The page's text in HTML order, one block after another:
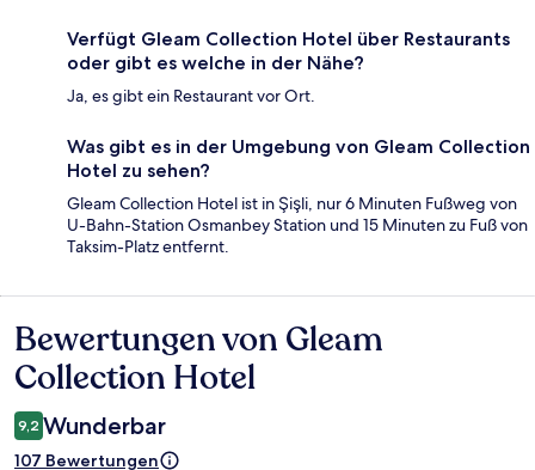
Verfügt Gleam Collection Hotel über Restaurants
oder gibt es welche in der Nähe?
Ja, es gibt ein Restaurant vor Ort.
Was gibt es in der Umgebung von Gleam Collection
Hotel zu sehen?
Gleam Collection Hotel ist in Şişli, nur 6 Minuten Fußweg von
U-Bahn-Station Osmanbey Station und 15 Minuten zu Fuß von
Taksim-Platz entfernt.
Bewertungen
Bewertungen von Gleam
Collection Hotel
9,2 Wunderbar
107 Bewertungen